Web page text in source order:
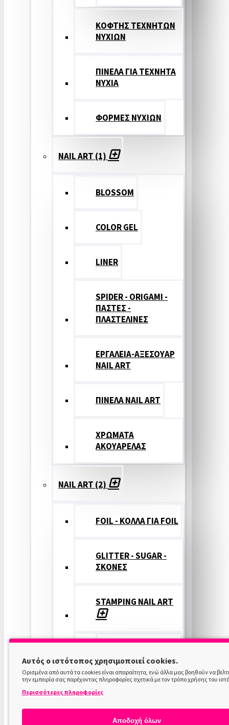
ΚΟΦΤΗΣ ΤΕΧΝΗΤΩΝ
ΝΥΧΙΩΝ
ΠΙΝΕΛΑ ΓΙΑ ΤΕΧΝΗΤΑ
ΝΥΧΙΑ
ΦΟΡΜΕΣ ΝΥΧΙΩΝ
NAIL ART (1)
BLOSSOM
COLOR GEL
LINER
SPIDER - ORIGAMI -
ΠΑΣΤΕΣ -
ΠΛΑΣΤΕΛΙΝΕΣ
ΕΡΓΑΛΕΙΑ-ΑΞΕΣΟΥΑΡ
NAIL ART
ΠΙΝΕΛΑ NAIL ART
ΧΡΩΜΑΤΑ
ΑΚΟΥΑΡΕΛΑΣ
NAIL ART (2)
FOIL - ΚΟΛΛΑ ΓΙΑ FOIL
GLITTER - SUGAR -
ΣΚΟΝΕΣ
STAMPING NAIL ART
COLOR
ΝΥΧΙΩΝ
Αυτός ο ιστότοπος χρησιμοποιεί cookies.
Ορισμένα από αυτά τα cookies είναι απαραίτητα, ενώ άλλα μας βοηθούν να
την εμπειρία σας παρέχοντας πληροφορίες σχετικά με τον τρόπο χρήσης του
Περισσότερες πληροφορίες
Αποδοχή όλων